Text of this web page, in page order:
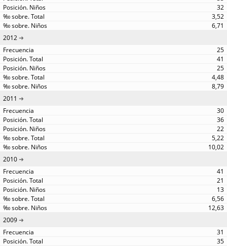
32
3,52
6,71
2012
25
41
25
4,48
8,79
2011
30
36
22
5,22
10,02
2010
41
21
13
6,56
12,63
2009
31
35